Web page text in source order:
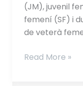
(JM), juvenil
femení (SF) i
de veterà
Read More »